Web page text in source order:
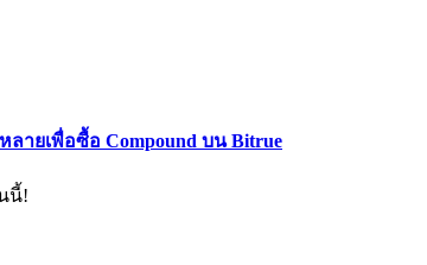
ายเพื่อซื้อ Compound บน Bitrue
นี้!